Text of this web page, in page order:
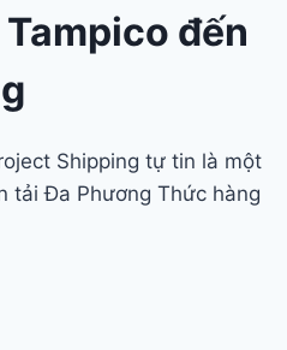
đến
Shipping tự tin là một
tải Đa Phương Thức hàng